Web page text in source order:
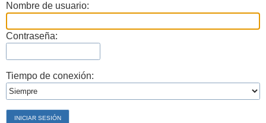
Nombre de usuario:
Contraseña:
Tiempo de conexión: